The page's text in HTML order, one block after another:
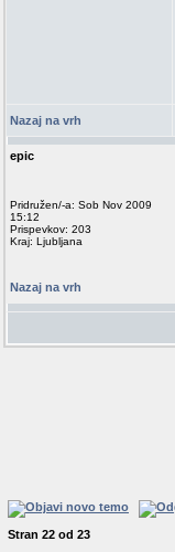
Nazaj na vrh
epic
Pridružen/-a: Sob Nov 2009
15:12
Prispevkov: 203
Kraj: Ljubljana
Nazaj na vrh
Stran 22 od 23